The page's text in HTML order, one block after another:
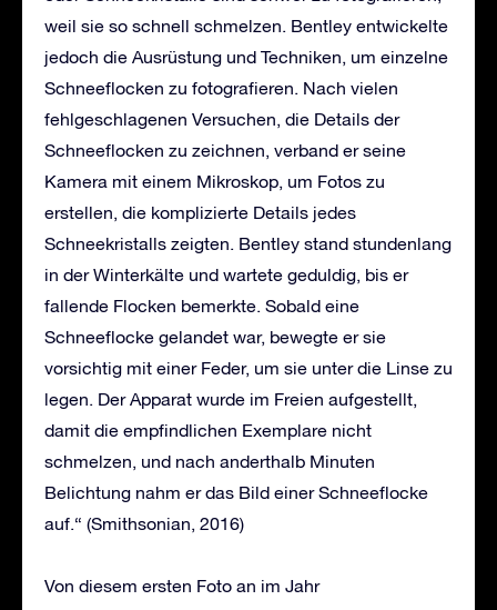
weil sie so schnell schmelzen. Bentley entwickelte
jedoch die Ausrüstung und Techniken, um einzelne
Schneeflocken zu fotografieren. Nach vielen
fehlgeschlagenen Versuchen, die Details der
Schneeflocken zu zeichnen, verband er seine
Kamera mit einem Mikroskop, um Fotos zu
erstellen, die komplizierte Details jedes
Schneekristalls zeigten. Bentley stand stundenlang
in der Winterkälte und wartete geduldig, bis er
fallende Flocken bemerkte. Sobald eine
Schneeflocke gelandet war, bewegte er sie
vorsichtig mit einer Feder, um sie unter die Linse zu
legen. Der Apparat wurde im Freien aufgestellt,
damit die empfindlichen Exemplare nicht
schmelzen, und nach anderthalb Minuten
Belichtung nahm er das Bild einer Schneeflocke
auf.“ (Smithsonian, 2016)
Von diesem ersten Foto an im Jahr